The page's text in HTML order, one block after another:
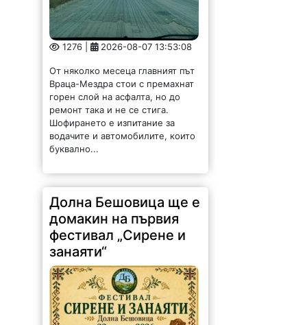
1276 | 2026-08-07 13:53:08
Враца-Мездра стои с премахнат
горен слой на асфалта, но до
ремонт така и не се стига.
Шофирането е изпитание за
водачите и автомобилите, които
буквално...
Долна Бешовица ще е
домакин на първия
фестивал „Сирене и
занаяти“